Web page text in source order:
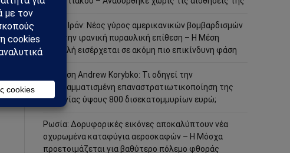
ΗΠΑ – Ιράν: Νέος γύρος αμερικανικών βομβαρδισμών
μετά την ιρανική πυραυλική επίθεση – Η Μέση
Ανατολή εισέρχεται σε ακόμη πιο επικίνδυνη φάση
Ανάλυση Andrew Korybko: Τι οδηγεί την
προγραμματισμένη επαναστρατιωτικοποίηση της
Γερμανίας ύψους 800 δισεκατομμυρίων ευρώ;
Ρωσία: Δορυφορικές εικόνες αποκαλύπτουν νέα
οχυρωμένα καταφύγια αεροσκαφών – Η Μόσχα
προετοιμάζεται για βαθύτερο πόλεμο φθοράς